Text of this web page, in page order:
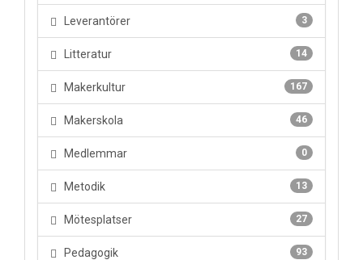
3
Leverantörer
14
Litteratur
167
Makerkultur
46
Makerskola
0
Medlemmar
13
Metodik
27
Mötesplatser
93
Pedagogik